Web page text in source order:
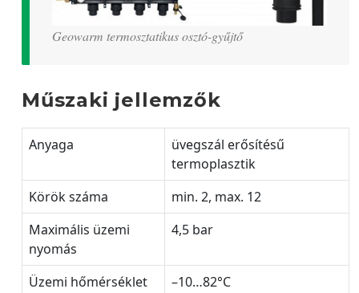
Geowarm termosztatikus osztó-gyűjtő
Műszaki jellemzők
Anyaga
üvegszál erősítésű
termoplasztik
Körök száma
min. 2, max. 12
Maximális üzemi
nyomás
4,5 bar
Üzemi hőmérséklet
–10…82°C